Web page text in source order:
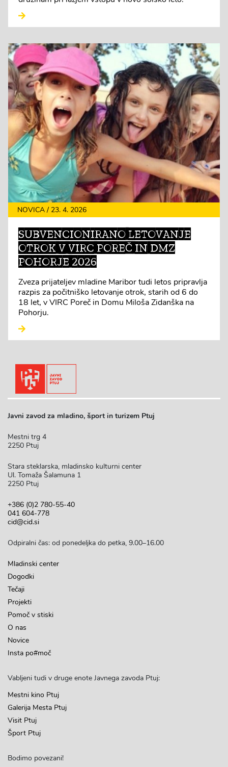
NOVICA / 23. 4. 2026
SUBVENCIONIRANO LETOVANJE
OTROK V VIRC POREČ IN DMZ
POHORJE 2026
Zveza prijateljev mladine Maribor tudi letos pripravlja
razpis za počitniško letovanje otrok, starih od 6 do
18 let, v VIRC Poreč in Domu Miloša Zidanška na
Pohorju.
Javni zavod za mladino, šport in turizem Ptuj
Mestni trg 4
2250 Ptuj
Stara steklarska, mladinsko kulturni center
Ul. Tomaža Šalamuna 1
2250 Ptuj
+386 (0)2 780-55-40
041 604-778
cid@cid.si
Odpiralni čas: od ponedeljka do petka, 9.00–16.00
Mladinski center
Dogodki
Tečaji
Projekti
Pomoč v stiski
O nas
Novice
Insta po#moč
Vabljeni tudi v druge enote Javnega zavoda Ptuj:
Mestni kino Ptuj
Galerija Mesta Ptuj
Visit Ptuj
Šport Ptuj
Bodimo povezani!